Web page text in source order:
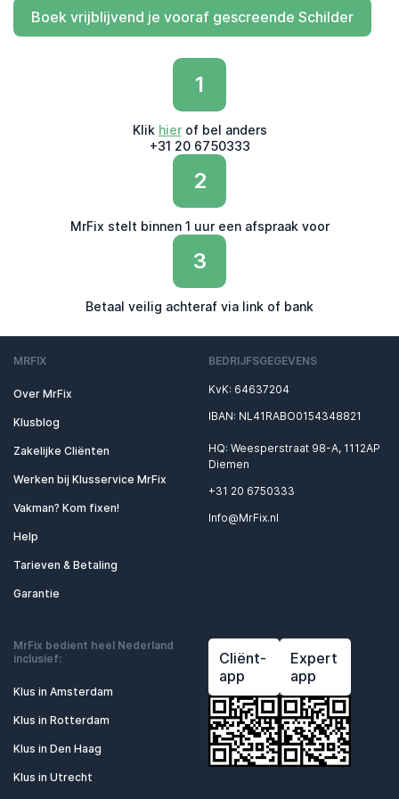
Boek vrijblijvend je vooraf gescreende Schilder
1
Klik hierof bel anders
+31 20 6750333
2
MrFix stelt binnen 1 uur een afspraak voor
3
Betaal veilig achteraf via link of bank
MRFIX
Over MrFix
Klusblog
Zakelijke Cliënten
Werken bij Klusservice MrFix
Vakman? Kom fixen!
Help
Tarieven & Betaling
Garantie
BEDRIJFSGEGEVENS
KvK: 64637204
IBAN: NL41RABO0154348821
HQ: Weesperstraat 98-A, 1112AP
Diemen
+31 20 6750333
Info@MrFix.nl
MrFix bedient heel Nederland
inclusief:
Klus in Amsterdam
Klus in Rotterdam
Klus in Den Haag
Klus in Utrecht
Cliënt-
app
Expert
app